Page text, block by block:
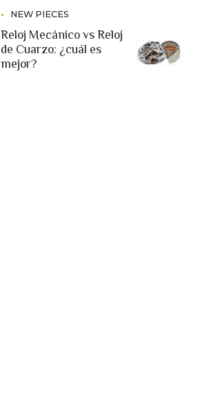
NEW PIECES
Reloj Mecánico vs Reloj
de Cuarzo: ¿cuál es
mejor?